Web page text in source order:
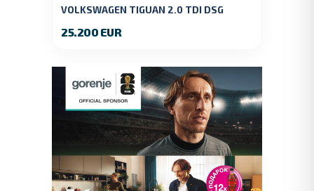
VOLKSWAGEN TIGUAN 2.0 TDI DSG
25.200 EUR